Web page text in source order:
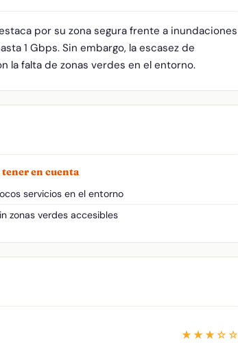
por su zona segura frente a inundaciones
1 Gbps. Sin embargo, la escasez de
la falta de zonas verdes en el entorno.
en cuenta
servicios en el entorno
zonas verdes accesibles
★★★☆☆